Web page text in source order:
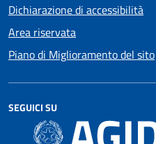
Dichiarazione di accessibilità
Area riservata
Piano di Miglioramento del sito
SEGUICI SU